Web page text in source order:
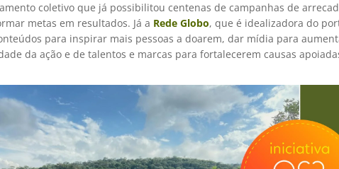
coletivo que já possibilitou centenas de campanhas de
metas em resultados. Já a Rede Globo, que é idealizadora do
para inspirar mais pessoas a doarem, dar mídia para
da ação e de talentos e marcas para fortalecerem causas